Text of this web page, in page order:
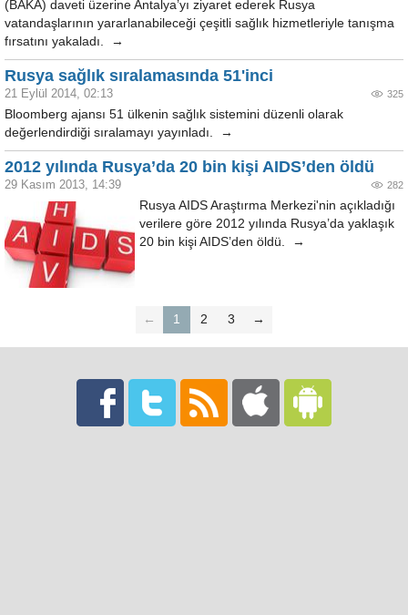
(BAKA) daveti üzerine Antalya’yı ziyaret ederek Rusya
vatandaşlarının yararlanabileceği çeşitli sağlık hizmetleriyle tanışma
fırsatını yakaladı. →
Rusya sağlık sıralamasında 51'inci
21 Eylül 2014, 02:13 325
Bloomberg ajansı 51 ülkenin sağlık sistemini düzenli olarak
değerlendirdiği sıralamayı yayınladı. →
2012 yılında Rusya’da 20 bin kişi AIDS’den öldü
29 Kasım 2013, 14:39 282
Rusya AIDS Araştırma Merkezi'nin açıkladığı
verilere göre 2012 yılında Rusya’da yaklaşık
20 bin kişi AIDS’den öldü. →
← 1 2 3 →